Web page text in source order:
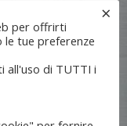
per offrirti
le tue preferenze
all'uso di TUTTI i
×